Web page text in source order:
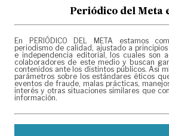
Periódico del Meta
En PERIÓDICO DEL META estamos
periodismo de calidad, ajustado a
e independencia editorial, los cuales son
colaboradores de este medio y buscan
contenidos ante los distintos públicos. Así
parámetros sobre los estándares éticos
eventos de fraude, malas prácticas,
interés y otras situaciones similares que
información.